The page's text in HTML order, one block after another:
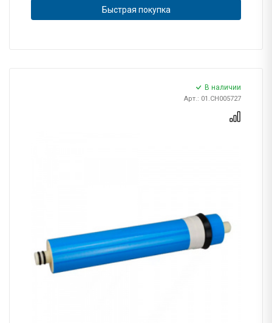
Быстрая покупка
В наличии
Арт.: 01.CH005727